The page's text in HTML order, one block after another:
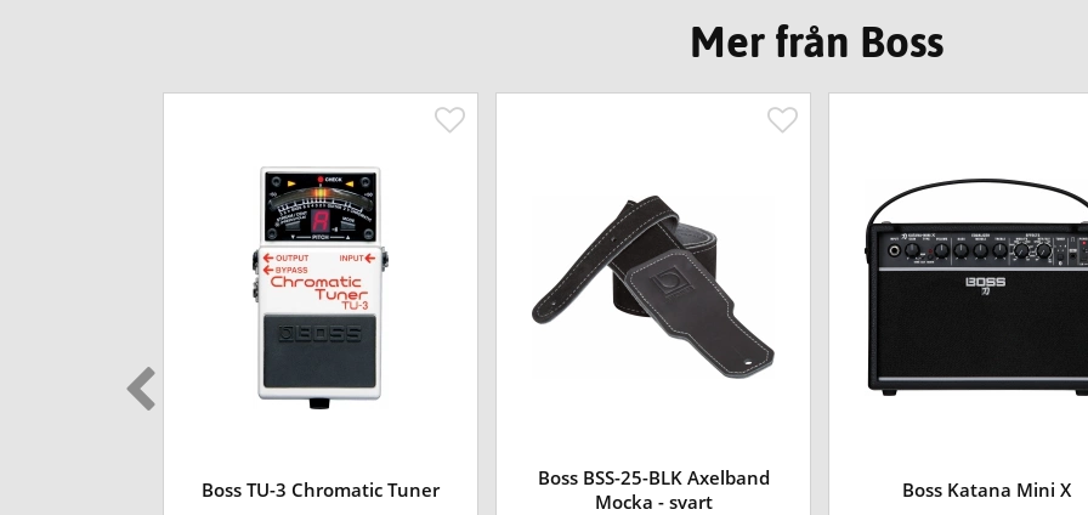
Mer från Boss
Boss TU-3 Chromatic Tuner
Boss BSS-25-BLK Axelband
Mocka - svart
Boss Katana Mini X